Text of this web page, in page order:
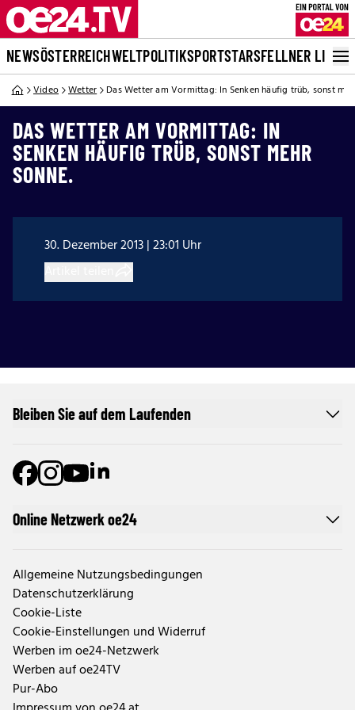
NEWSÖSTERREICHWELTPOLITIKSPORTSTARSFELLNER LIVE
Video Wetter Das Wetter am Vormittag: In Senken häufig trüb, sonst
DAS WETTER AM VORMITTAG: IN
SENKEN HÄUFIG TRÜB, SONST MEHR
SONNE.
30. Dezember 2013 | 23:01 Uhr
Online Netzwerk oe24
Allgemeine Nutzungsbedingungen
Datenschutzerklärung
Cookie-Liste
Cookie-Einstellungen und Widerruf
Werben im oe24-Netzwerk
Werben auf oe24TV
Pur-Abo
Bleiben Sie auf dem Laufenden